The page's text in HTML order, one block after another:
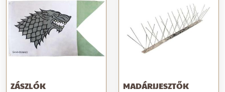
ZÁSZLÓK MADÁRIJESZTŐK